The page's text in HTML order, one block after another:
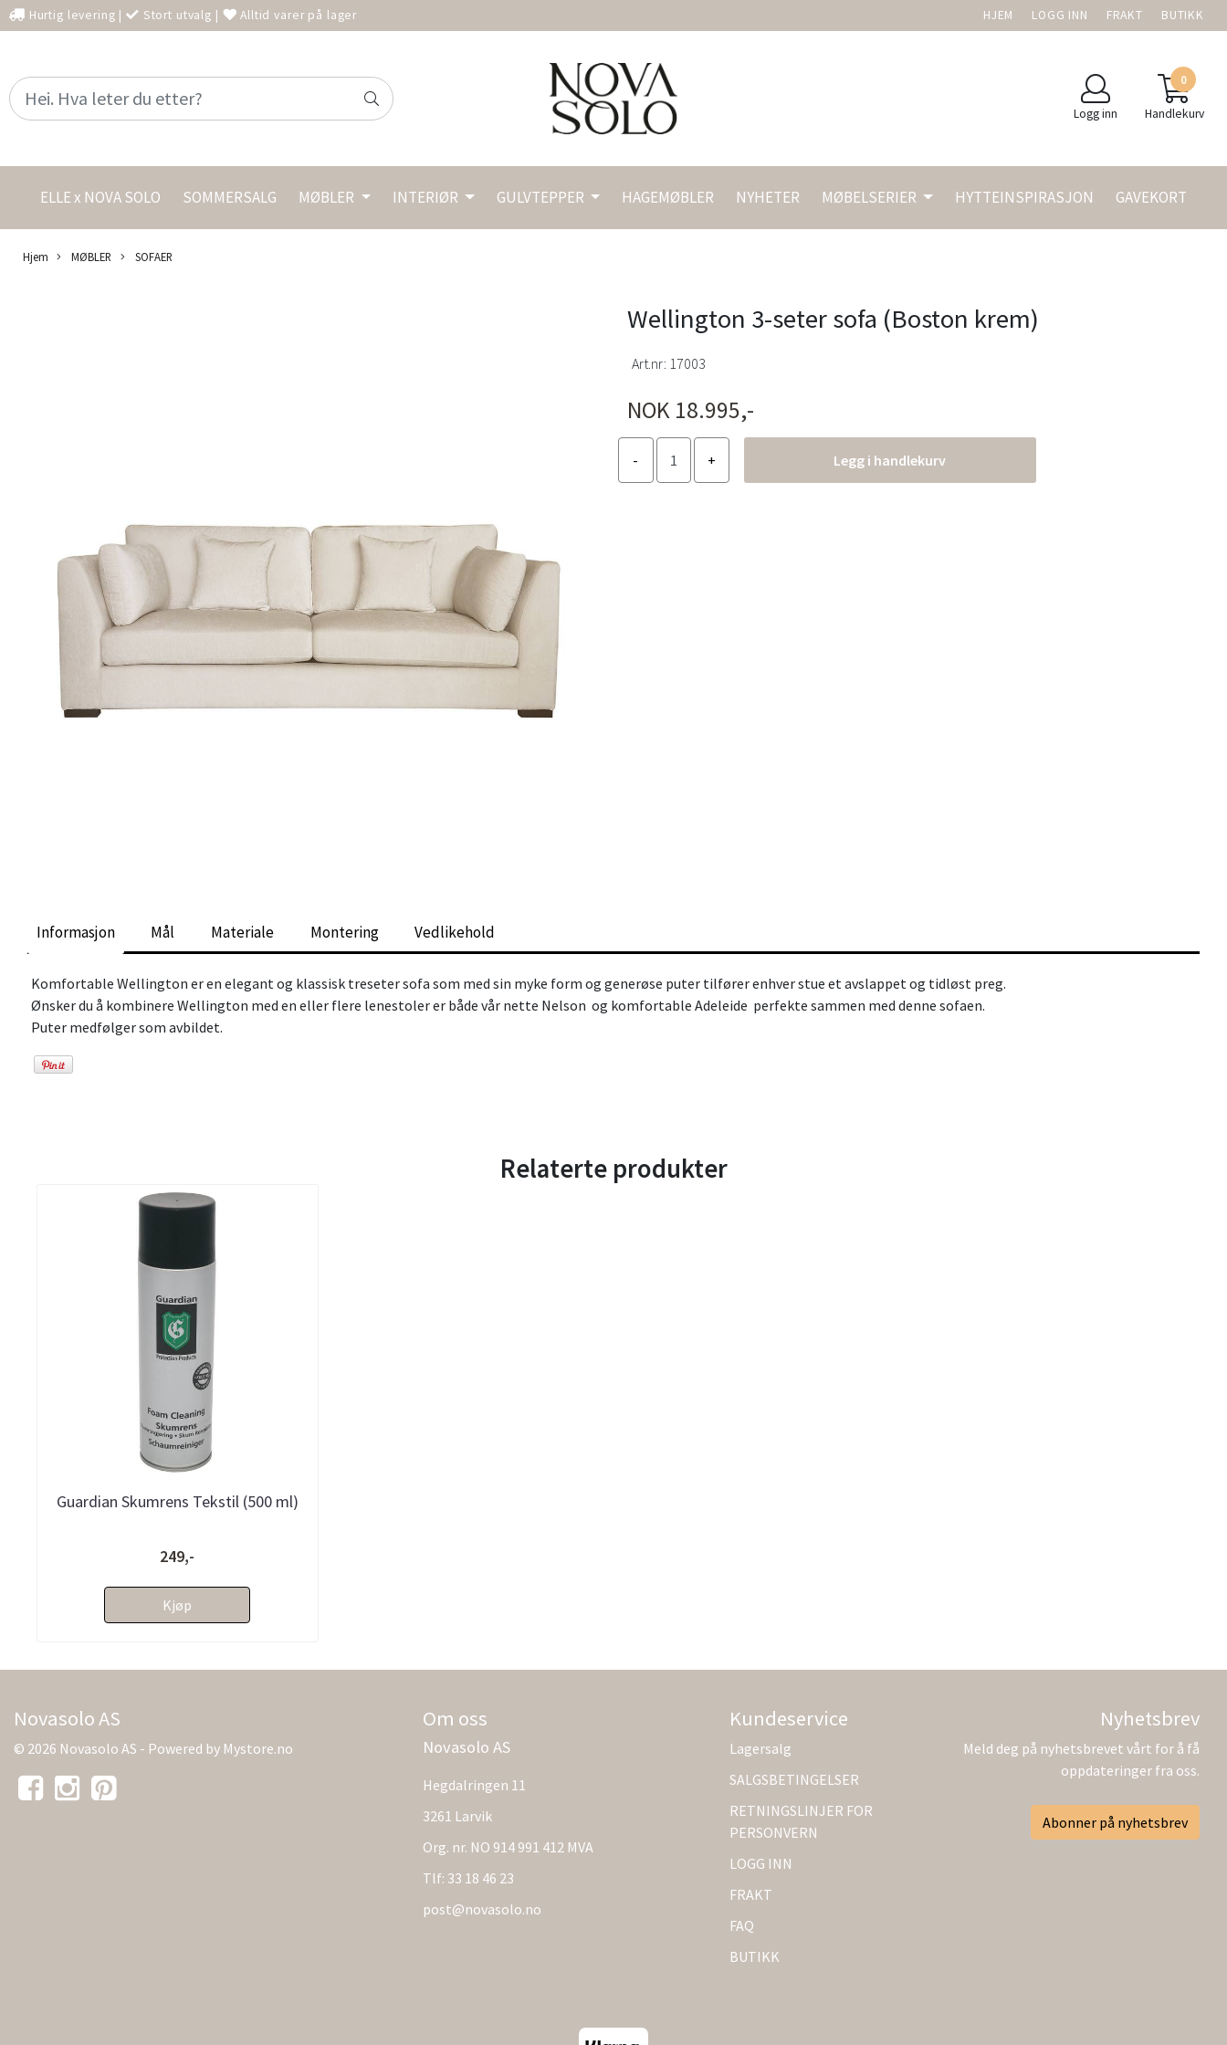
Hurtig levering | Stort utvalg | Alltid varer på lager HJEM LOGG INN FRAKT BUTIKK
Logg inn
0
Handlekurv
ELLE x NOVA SOLO SOMMERSALG MØBLER INTERIØR GULVTEPPER HAGEMØBLER NYHETER MØBELSERIER HYTTEINSPIRASJON GAVEKORT
Hjem MØBLER SOFAER
Wellington 3-seter sofa (Boston krem)
Art.nr: 17003
NOK 18.995,-
Legg i handlekurv
Informasjon Mål Materiale Montering Vedlikehold
Komfortable Wellington er en elegant og klassisk treseter sofa som med sin myke form og generøse puter tilfører enhver stue et avslappet og tidløst preg.
Ønsker du å kombinere Wellington med en eller flere lenestoler er både vår nette Nelson og komfortable Adeleide perfekte sammen med denne sofaen.
Puter medfølger som avbildet.
Relaterte produkter
Guardian Skumrens Tekstil (500 ml)
249,-
Kjøp
Novasolo AS
© 2026 Novasolo AS - Powered by Mystore.no
Om oss
Novasolo AS
Hegdalringen 11
3261 Larvik
Org. nr. NO 914 991 412 MVA
Tlf: 33 18 46 23
post@novasolo.no
Kundeservice
Lagersalg
SALGSBETINGELSER
RETNINGSLINJER FOR
PERSONVERN
LOGG INN
FRAKT
FAQ
BUTIKK
Nyhetsbrev
Meld deg på nyhetsbrevet vårt for å få
oppdateringer fra oss.
Abonner på nyhetsbrev